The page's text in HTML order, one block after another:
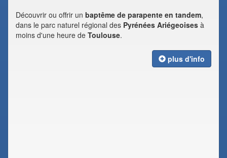
Découvrir ou offrir un baptême de parapente en tandem,
dans le parc naturel régional des Pyrénées Ariégeoises à
moins d'une heure de Toulouse.
plus d'info